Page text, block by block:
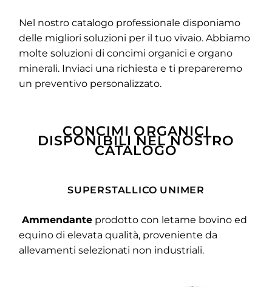
Nel nostro catalogo professionale disponiamo
delle migliori soluzioni per il tuo vivaio. Abbiamo
molte soluzioni di concimi organici e organo
minerali. Inviaci una richiesta e ti prepareremo
un preventivo personalizzato.
CONCIMI ORGANICI
DISPONIBILI NEL NOSTRO
CATALOGO
SUPERSTALLICO UNIMER
Ammendante prodotto con letame bovino ed
equino di elevata qualità, proveniente da
allevamenti selezionati non industriali.